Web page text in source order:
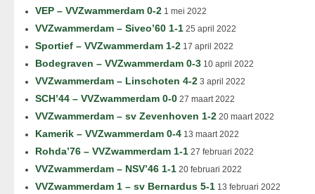
VEP – VVZwammerdam 0-2 1 mei 2022
VVZwammerdam – Siveo’60 1-1 25 april 2022
Sportief – VVZwammerdam 1-2 17 april 2022
Bodegraven – VVZwammerdam 0-3 10 april 2022
VVZwammerdam – Linschoten 4-2 3 april 2022
SCH’44 – VVZwammerdam 0-0 27 maart 2022
VVZwammerdam – sv Zevenhoven 1-2 20 maart 2022
Kamerik – VVZwammerdam 0-4 13 maart 2022
Rohda’76 – VVZwammerdam 1-1 27 februari 2022
VVZwammerdam – NSV’46 1-1 20 februari 2022
VVZwammerdam 1 – sv Bernardus 5-1 13 februari 2022